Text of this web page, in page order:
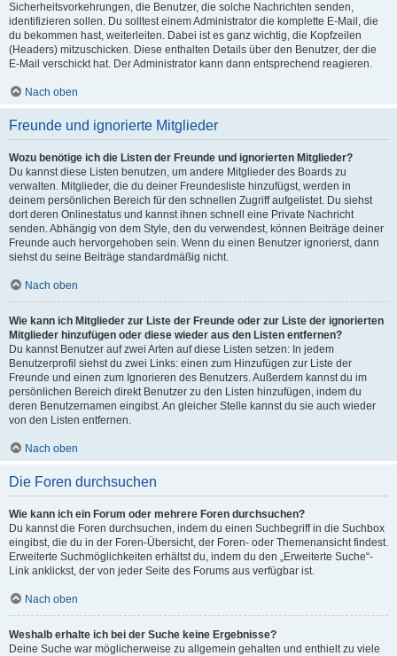
Sicherheitsvorkehrungen, die Benutzer, die solche Nachrichten senden,
identifizieren sollen. Du solltest einem Administrator die komplette E-Mail, die
du bekommen hast, weiterleiten. Dabei ist es ganz wichtig, die Kopfzeilen
(Headers) mitzuschicken. Diese enthalten Details über den Benutzer, der die
E-Mail verschickt hat. Der Administrator kann dann entsprechend reagieren.
Nach oben
Freunde und ignorierte Mitglieder
Wozu benötige ich die Listen der Freunde und ignorierten Mitglieder?
Du kannst diese Listen benutzen, um andere Mitglieder des Boards zu
verwalten. Mitglieder, die du deiner Freundesliste hinzufügst, werden in
deinem persönlichen Bereich für den schnellen Zugriff aufgelistet. Du siehst
dort deren Onlinestatus und kannst ihnen schnell eine Private Nachricht
senden. Abhängig von dem Style, den du verwendest, können Beiträge deiner
Freunde auch hervorgehoben sein. Wenn du einen Benutzer ignorierst, dann
siehst du seine Beiträge standardmäßig nicht.
Nach oben
Wie kann ich Mitglieder zur Liste der Freunde oder zur Liste der ignorierten
Mitglieder hinzufügen oder diese wieder aus den Listen entfernen?
Du kannst Benutzer auf zwei Arten auf diese Listen setzen: In jedem
Benutzerprofil siehst du zwei Links: einen zum Hinzufügen zur Liste der
Freunde und einen zum Ignorieren des Benutzers. Außerdem kannst du im
persönlichen Bereich direkt Benutzer zu den Listen hinzufügen, indem du
deren Benutzernamen eingibst. An gleicher Stelle kannst du sie auch wieder
von den Listen entfernen.
Nach oben
Die Foren durchsuchen
Wie kann ich ein Forum oder mehrere Foren durchsuchen?
Du kannst die Foren durchsuchen, indem du einen Suchbegriff in die Suchbox
eingibst, die du in der Foren-Übersicht, der Foren- oder Themenansicht findest.
Erweiterte Suchmöglichkeiten erhältst du, indem du den „Erweiterte Suche“-
Link anklickst, der von jeder Seite des Forums aus verfügbar ist.
Nach oben
Weshalb erhalte ich bei der Suche keine Ergebnisse?
Deine Suche war möglicherweise zu allgemein gehalten und enthielt zu viele